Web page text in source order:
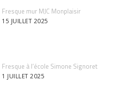
Fresque mur MJC Monplaisir
15 JUILLET 2025
Fresque à l’école Simone Signoret
1 JUILLET 2025